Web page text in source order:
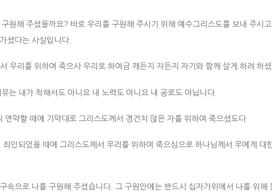
원해 주셨을까요? 바로 우리를 구원해 주시기 위해 예수그리스도를 보내 주시
셨다는 사실입니다.
우리를 위하여 죽으사 우리로 하여금 깨든지 자든지 자기와 함께 살게 하려 하
는 내가 착해서도 아니요 내 노력도 아니요 내 공로도 아닙니다.
연약할 때에 기약대로 그리스도께서 경건치 않은 자를 위하여 죽으셨도다
인되었을 때에 그리스도께서 우리를 위하여 죽으심으로 하나님께서 우에게 대
속으로 나를 구원해 주셨습니다. 그 구원안에는 반드시 십자가위에서 나를 위해